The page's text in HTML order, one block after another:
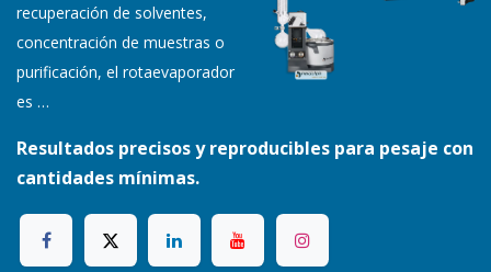
recuperación de solventes,
concentración de muestras o
purificación, el rotaevaporador
es …
Resultados precisos y reproducibles para pesaje con
cantidades mínimas.